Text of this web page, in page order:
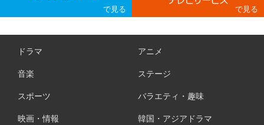
ドラマ アニメ
音楽 ステージ
スポーツ バラエティ・趣味
映画・情報 韓国・アジアドラマ